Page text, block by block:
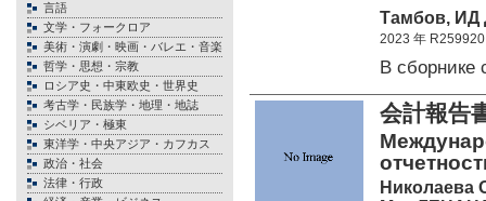
言語
文学・フォークロア
美術・演劇・映画・バレエ・音楽
哲学・思想・宗教
ロシア史・中東欧史・世界史
考古学・民族学・地理・地誌
シベリア・極東
東洋学・中央アジア・カフカス
政治・社会
法律・行政
Тамбов, ИД
2023 年 R259920
В сборнике
会計報告
Николаева